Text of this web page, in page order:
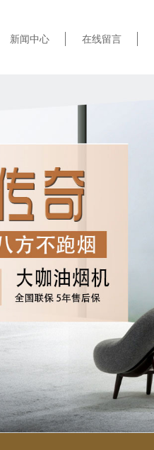
新闻中心 在线留言